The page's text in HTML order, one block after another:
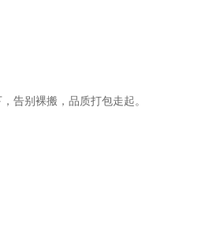
告别裸搬，品质打包走起。